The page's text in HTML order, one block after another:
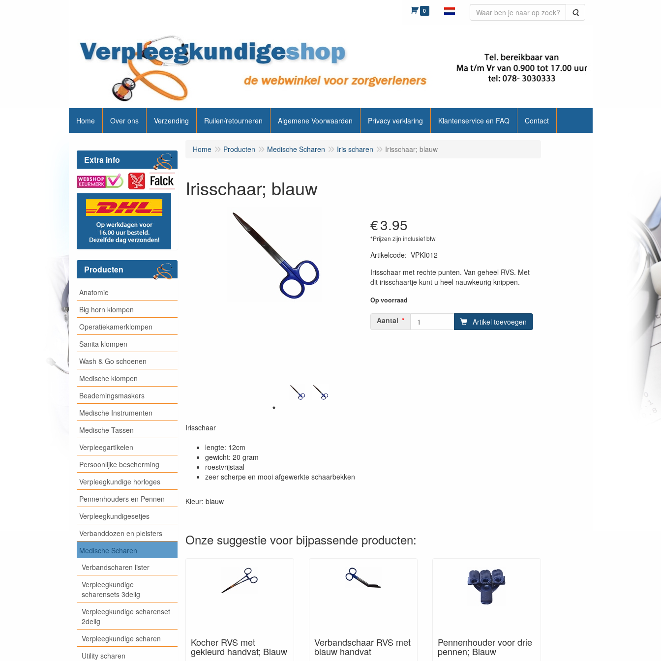
0 Zoeken
Home Over ons Verzending Ruilen/retourneren Algemene Voorwaarden Privacy verklaring Klantenservice en FAQ Contact
Extra info
Producten
Anatomie
Big horn klompen
Operatiekamerklompen
Sanita klompen
Wash & Go schoenen
Medische klompen
Beademingsmaskers
Medische Instrumenten
Medische Tassen
Verpleegartikelen
Persoonlijke bescherming
Verpleegkundige horloges
Pennenhouders en Pennen
Verpleegkundigesetjes
Verbanddozen en pleisters
Medische Scharen
Verbandscharen lister
Verpleegkundige
scharensets 3delig
Verpleegkundige scharenset
2delig
Verpleegkundige scharen
Utility scharen
Home Producten Medische Scharen Iris scharen Irisschaar; blauw
Irisschaar; blauw
€3.95
*Prijzen zijn inclusief btw
Artikelcode: VPKI012
Irisschaar met rechte punten. Van geheel RVS. Met
dit irisschaartje kunt u heel nauwkeurig knippen.
Op voorraad
Aantal Artikel toevoegen
Irisschaar
lengte: 12cm
gewicht: 20 gram
roestvrijstaal
zeer scherpe en mooi afgewerkte schaarbekken
Kleur: blauw
Onze suggestie voor bijpassende producten:
Kocher RVS met
gekleurd handvat; Blauw
Verbandschaar RVS met
blauw handvat
Pennenhouder voor drie
pennen; Blauw